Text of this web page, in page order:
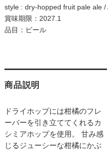
style : dry-hopped fruit pale ale /
賞味期限：2027.1
品目：ビール
商品説明
ドライホップには柑橘のフレ
ーバーを引き立ててくれるカ
シミアホップを使用。 甘み感
じるジューシーな柑橘にかぶ